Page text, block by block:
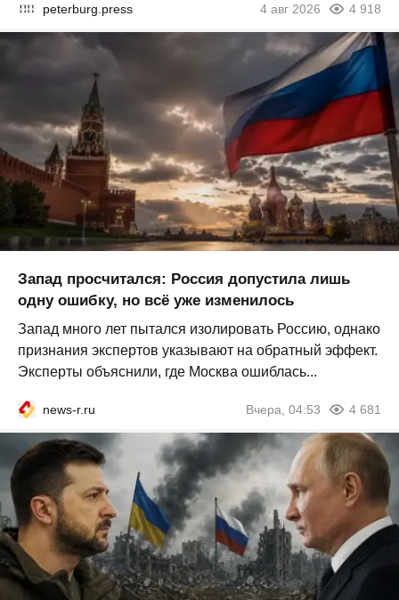
peterburg.press 4 авг 2026 4 918
Запад просчитался: Россия допустила лишь
одну ошибку, но всё уже изменилось
Запад много лет пытался изолировать Россию, однако
признания экспертов указывают на обратный эффект.
Эксперты объяснили, где Москва ошиблась...
news-r.ru Вчера, 04:53 4 681